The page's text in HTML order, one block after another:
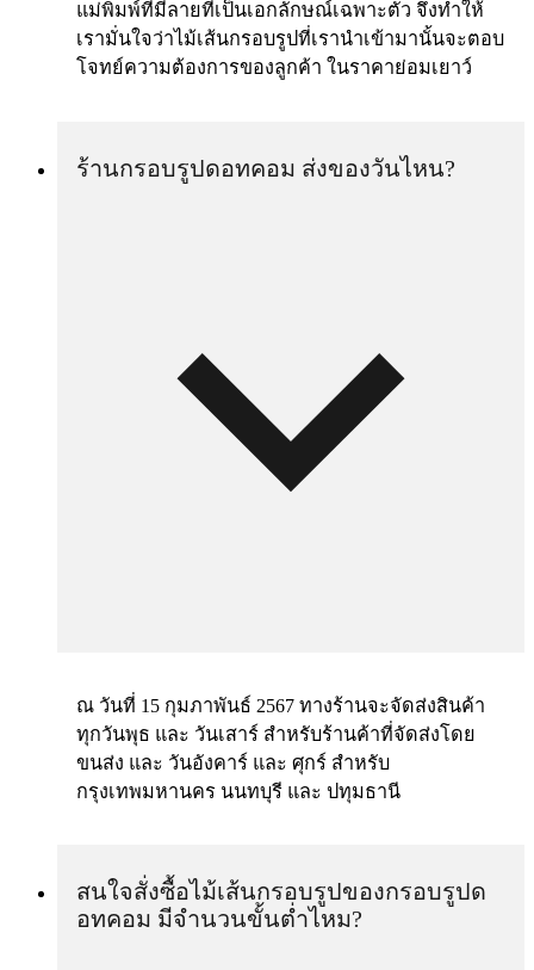
แม่พิมพ์ที่มีลายที่เป็นเอกลักษณ์เฉพาะตัว จึงทำให้
เรามั่นใจว่าไม้เส้นกรอบรูปที่เรานำเข้ามานั้นจะตอบ
โจทย์ความต้องการของลูกค้า ในราคาย่อมเยาว์
ร้านกรอบรูปดอทคอม ส่งของวันไหน?
ณ วันที่ 15 กุมภาพันธ์ 2567 ทางร้านจะจัดส่งสินค้า
ทุกวันพุธ และ วันเสาร์ สำหรับร้านค้าที่จัดส่งโดย
ขนส่ง และ วันอังคาร์ และ ศุกร์ สำหรับ
กรุงเทพมหานคร นนทบุรี และ ปทุมธานี
สนใจสั่งซื้อไม้เส้นกรอบรูปของกรอบรูปด
อทคอม มีจำนวนขั้นต่ำไหม?